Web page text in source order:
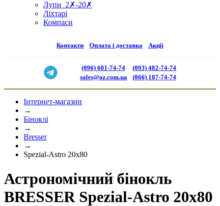
Лупи 2✗-20✗
Ліхтарі
Компаси
Контакти Оплата і доставка Акції
(096) 601-74-74
sales@oz.com.ua
(093) 482-74-74
(066) 187-74-74
Інтернет-магазин
→
Біноклі
→
Bresser
→
Spezial-Astro 20x80
Астрономічний бінокль
BRESSER Spezial-Astro 20x80